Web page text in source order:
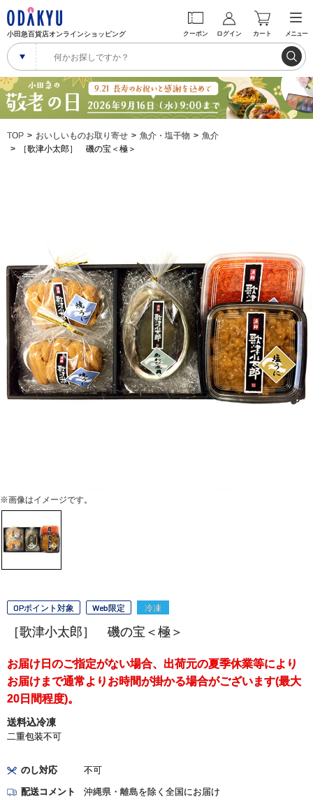
小田急百貨店オンラインショッピング クーポン ログイン カート メニュー
TOP おいしいものお取り寄せ 魚介・塩干物
魚介
［歌津小太郎］ 磯の宝＜極＞
※画像はイメージです。
OPポイント対象 Web限定 冷凍
［歌津小太郎］ 磯の宝＜極＞
お届け日のご指定がない場合、出荷元の夏季休業等により
お届けまで通常よりお時間が掛かる場合がございます(最大
20日間程度)。
送料込冷凍
二重包装不可
のし対応 不可
配送コメント 沖縄県・離島を除く全国にお届け